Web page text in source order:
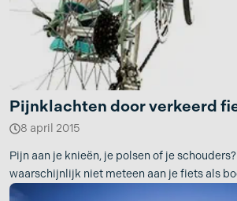
Pijnklachten door verkeerd
8 april 2015
Pijn aan je knieën, je polsen of je
waarschijnlijk niet meteen aan je fiets als